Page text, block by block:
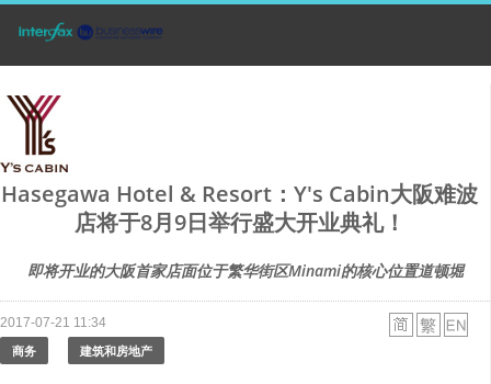
Hasegawa Hotel & Resort：Y's Cabin大阪难波
店将于8月9日举行盛大开业典礼！
即将开业的大阪首家店面位于繁华街区Minami的核心位置道顿堀
2017-07-21 11:34
商务 建筑和房地产